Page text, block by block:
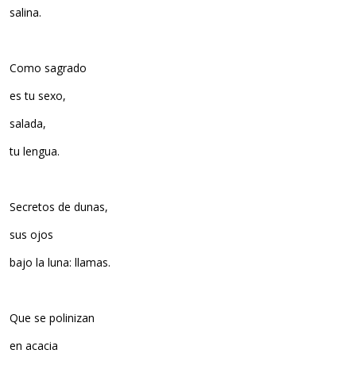
salina.
Como sagrado
es tu sexo,
salada,
tu lengua.
Secretos de dunas,
sus ojos
bajo la luna: llamas.
Que se polinizan
en acacia